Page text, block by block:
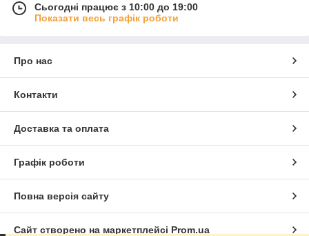
Сьогодні працює з 10:00 до 19:00
Показати весь графік роботи
Про нас
Контакти
Доставка та оплата
Графік роботи
Повна версія сайту
Сайт створено на маркетплейсі Prom.ua